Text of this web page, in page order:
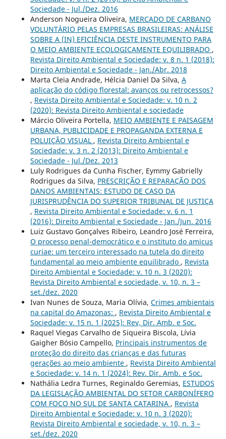
Sociedade - Jul./Dez. 2016
Anderson Nogueira Oliveira, MERCADO DE CARBANO
VOLUNTÁRIO PELAS EMPRESAS BRASILEIRAS: ANÁLISE
SOBRE A (IN) EFICIÊNCIA DESTE INSTRUMENTO PARA
O MEIO AMBIENTE ECOLOGICAMENTE EQUILIBRADO ,
Revista Direito Ambiental e Sociedade: v. 8 n. 1 (2018):
Direito Ambiental e Sociedade - Jan./Abr. 2018
Marta Cleia Andrade, Hélcia Daniel Da Silva, A
aplicação do código florestal: avanços ou retrocessos?
, Revista Direito Ambiental e Sociedade: v. 10 n. 2
(2020): Revista Direito Ambiental e sociedade
Márcio Oliveira Portella, MEIO AMBIENTE E PAISAGEM
URBANA, PUBLICIDADE E PROPAGANDA EXTERNA E
POLUIÇÃO VISUAL , Revista Direito Ambiental e
Sociedade: v. 3 n. 2 (2013): Direito Ambiental e
Sociedade - Jul./Dez. 2013
Luly Rodrigues da Cunha Fischer, Eymmy Gabrielly
Rodrigues da Silva, PRESCRIÇÃO E REPARAÇÃO DOS
DANOS AMBIENTAIS: ESTUDO DE CASO DA
JURISPRUDÊNCIA DO SUPERIOR TRIBUNAL DE JUSTIÇA
, Revista Direito Ambiental e Sociedade: v. 6 n. 1
(2016): Direito Ambiental e Sociedade - Jan./Jun. 2016
Luiz Gustavo Gonçalves Ribeiro, Leandro José Ferreira,
O processo penal-democrático e o instituto do amicus
curiae: um terceiro interessado na tutela do direito
fundamental ao meio ambiente equilibrado , Revista
Direito Ambiental e Sociedade: v. 10 n. 3 (2020):
Revista Direito Ambiental e sociedade, v. 10, n. 3 –
set./dez. 2020
Ivan Nunes de Souza, Maria Olívia, Crimes ambientais
na capital do Amazonas: , Revista Direito Ambiental e
Sociedade: v. 15 n. 1 (2025): Rev, Dir. Amb. e Soc.
Raquel Viegas Carvalho de Siqueira Biscola, Lívia
Gaigher Bósio Campello, Principais instrumentos de
proteção do direito das crianças e das futuras
gerações ao meio ambiente , Revista Direito Ambiental
e Sociedade: v. 14 n. 1 (2024): Rev. Dir. Amb. e Soc.
Nathália Ledra Turnes, Reginaldo Geremias, ESTUDOS
DA LEGISLAÇÃO AMBIENTAL DO SETOR CARBONÍFERO
COM FOCO NO SUL DE SANTA CATARINA , Revista
Direito Ambiental e Sociedade: v. 10 n. 3 (2020):
Revista Direito Ambiental e sociedade, v. 10, n. 3 –
set./dez. 2020